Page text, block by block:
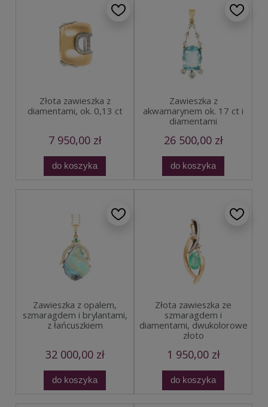
Złota zawieszka z
diamentami, ok. 0,13 ct
7 950,00 zł
do koszyka
Zawieszka z
akwamarynem ok. 17 ct i
diamentami
26 500,00 zł
do koszyka
Zawieszka z opalem,
szmaragdem i brylantami,
z łańcuszkiem
32 000,00 zł
do koszyka
Złota zawieszka ze
szmaragdem i
diamentami, dwukolorowe
złoto
1 950,00 zł
do koszyka